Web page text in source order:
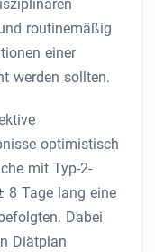
routinemäßig
einer
werden sollten.
optimistisch
mit Typ-2-
8 Tage lang eine
Dabei
Diätplan